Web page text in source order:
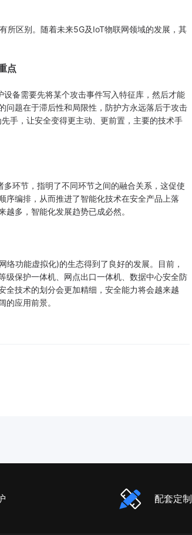
区别。随着未来5G及IoT物联网领域的发展，其
点
备需要先将某个攻击事件写入特征库，然后才能
问题在于滞后性和局限性，防护方永远落后于攻击
手，让安全变得更主动、更前置，主要的技术手
环节，指明了不同环节之间的融合关系，这促使
序编排，从而推进了智能化技术在安全产品上落
多，智能化发展趋势已成必然。
功能虚拟化)的生态得到了良好的发展。目前，
级保护一体机、网点出口一体机、数据中心安全防
全技术的划分会更加精细，安全能力将会越来越
应用前景。
配套定制